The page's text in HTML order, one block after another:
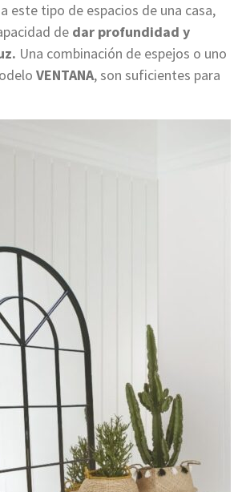
este tipo de espacios de una casa,
de dar profundidad y
Una combinación de espejos o uno
VENTANA, son suficientes para